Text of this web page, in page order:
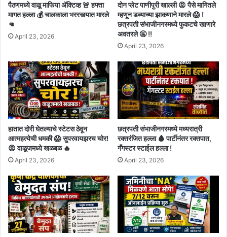
पैठणमध्ये वाळू माफिया अ‍ॅक्टिव्ह 🚨 हफ्ता
मागत हल्ला 💰 चालकाला भररस्त्यात मारले
👊
April 23, 2026
दोन प्लेट पाणीपुरी खाल्ली 😡 पैसे मागितले
म्हणून डब्याच्या झाकणाने मारले 😱 !
छत्रपती संभाजीनगरमध्ये फुकटचे खाणारे
अवतरले 🤬 !!
April 23, 2026
हातात दोरी घेतल्याचे स्टेटस ठेवून
आत्महत्येची धमकी 😱 सुपरवायझरच चोर!
😡 वाळूजमध्ये खळबळ 🔥
April 23, 2026
छत्रपती संभाजीनगरमध्ये मध्यरात्री
रक्तरंजित हल्ला 🩸 पार्टीनंतर रक्तपात,
गँगस्टर स्टाईल हल्ला !
April 23, 2026